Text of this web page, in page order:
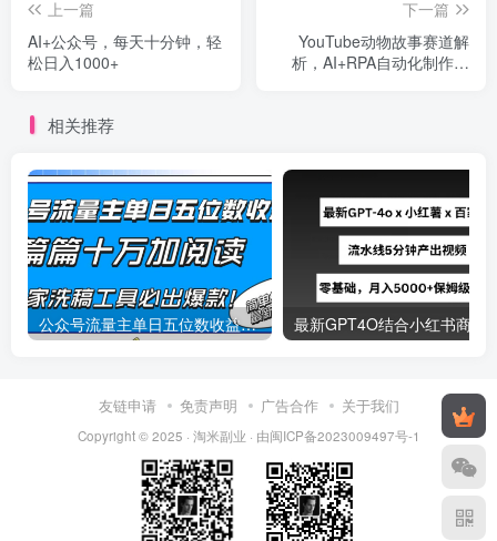
上一篇
AI+公众号，每天十分钟，轻
松日入1000+
下一篇
YouTube动物故事赛道解
析，AI+RPA自动化制作教
相关推荐
公众号流量主单日五位数收益，篇篇十万加阅读独家洗稿工具必出爆款！
友链申请 免责声明 广告合作 关于我们
Copyright © 2025 · 淘米副业 · 由闽ICP备2023009497号-1